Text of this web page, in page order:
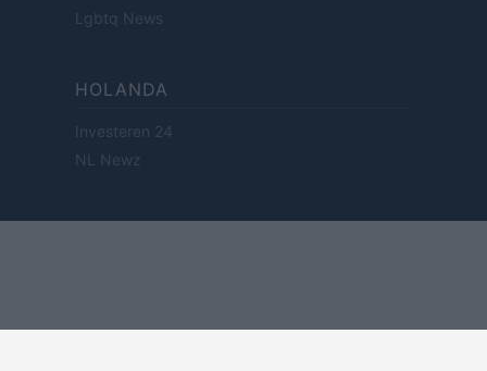
Lgbtq News
HOLANDA
Investeren 24
NL Newz